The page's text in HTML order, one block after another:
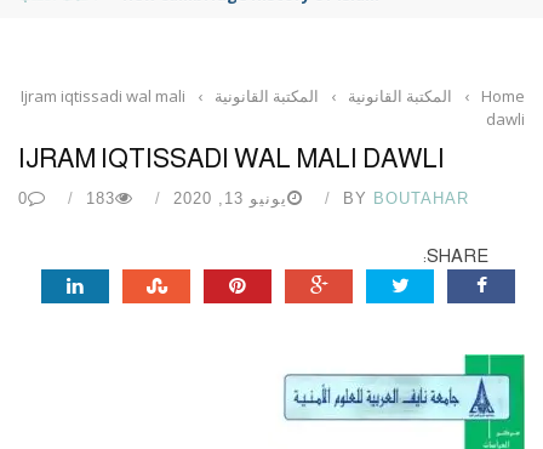
Home
› المكتبة القانونية › المكتبة القانونية ›
Ijram iqtissadi wal mali
dawli
IJRAM IQTISSADI WAL MALI DAWLI
BY BOUTAHAR يونيو 13, 2020 183
0
SHARE: